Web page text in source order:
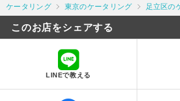
ケータリング 東京のケータリング 足立区の
このお店をシェアする
LINEで教える